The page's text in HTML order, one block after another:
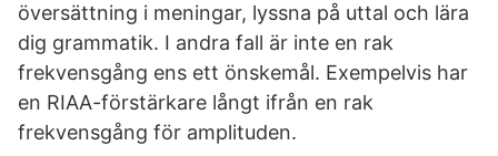
översättning i meningar, lyssna på uttal och lära
dig grammatik. I andra fall är inte en rak
frekvensgång ens ett önskemål. Exempelvis har
en RIAA-förstärkare långt ifrån en rak
frekvensgång för amplituden.